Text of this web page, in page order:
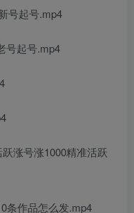
号起号.mp4
号起号.mp4
涨号涨1000精准活跃
条作品怎么发.mp4